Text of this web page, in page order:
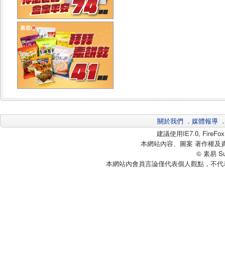
關於我們 ． 媒體報導
建議使用IE7.0,
本網站內容、圖案 著作權及
© 素易
本網站內會員言論僅代表個人觀點，不